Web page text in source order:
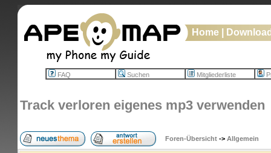
Home
FAQ Suchen Mitgliederliste
Track verloren eigenes mp3 verwenden
Foren-Übersicht -> Allgemein